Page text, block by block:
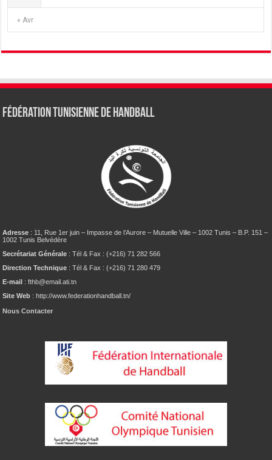
« Avr
Fédération tunisienne de Handball
Adresse : 11, Rue 1er juin – Impasse de l’Aurore – Mutuelle Ville – 1002 Tunis – B.P. 151 –
1002 Tunis Belvédère
Secrétariat Générale : Tél & Fax : (+216) 71 282 566
Direction Technique : Tél & Fax : (+216) 71 280 479
E-mail : fthb@email.ati.tn
Site Web : http://www.federationhandball.tn/
Nous Contacter